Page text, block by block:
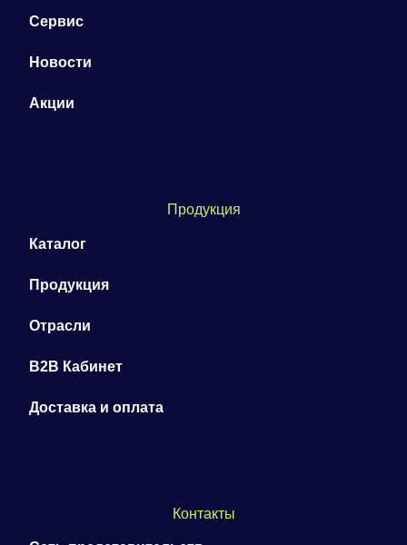
Сервис
Новости
Акции
Продукция
Каталог
Продукция
Отрасли
B2B Кабинет
Доставка и оплата
Контакты